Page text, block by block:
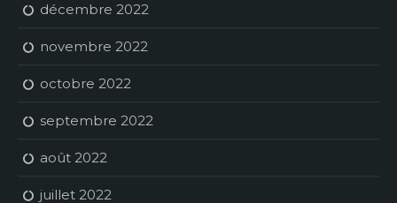
décembre 2022
novembre 2022
octobre 2022
septembre 2022
août 2022
juillet 2022